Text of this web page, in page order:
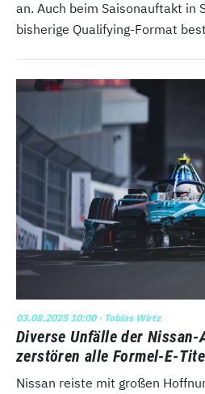
an. Auch beim Saisonauftakt in
bisherige Qualifying-Format
03.08.2025 10:00· Tobias Wirtz
Diverse Unfälle der
zerstören alle Formel-E-
Nissan reiste mit großen